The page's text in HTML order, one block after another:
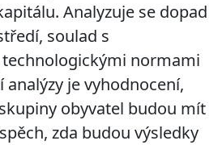
Analyzuje se dopad
soulad s
normami
analýzy je vyhodnocení,
obyvatel budou mít
zda budou výsledky